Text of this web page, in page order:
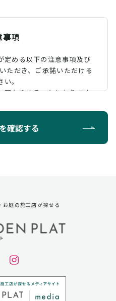
事項
定める以下の注意事項及び
ただき、 ご承諾いただける
。
預かりすることになります
ります。
場合を除いて、お客様の個
の委託
より良いサービスを提供す
確認する
お庭の施工店が探せる